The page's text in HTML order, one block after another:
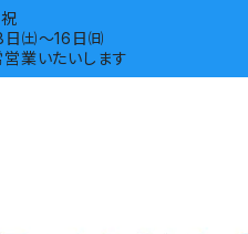
祝
日㈯～16日㈰
業いたいします